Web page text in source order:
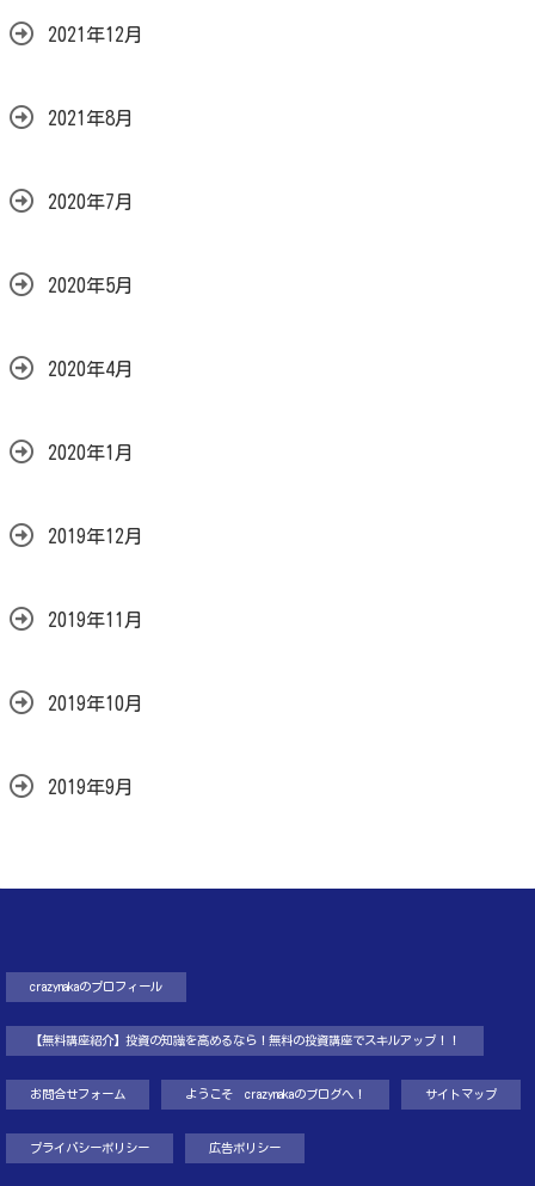
2021年12月
2021年8月
2020年7月
2020年5月
2020年4月
2020年1月
2019年12月
2019年11月
2019年10月
2019年9月
crazynakaのプロフィール
【無料講座紹介】投資の知識を高めるなら！無料の投資講座でスキルアップ！！
お問合せフォーム ようこそ crazynakaのブログへ！ サイトマップ
プライバシーポリシー 広告ポリシー